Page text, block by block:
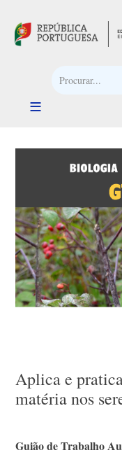
Aplica e
matéria nos
Guião de Trabalho